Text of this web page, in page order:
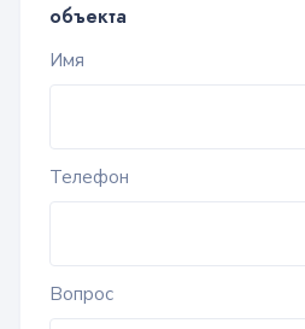
объекта
Имя
Телефон
Вопрос